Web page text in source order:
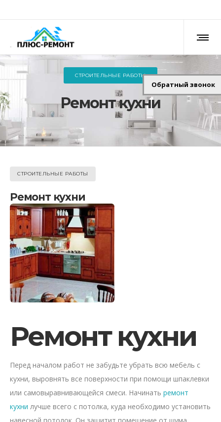
СТРОИТЕЛЬНЫЕ РАБОТЫ
Ремонт кухни
СТРОИТЕЛЬНЫЕ РАБОТЫ
Ремонт кухни
Ремонт кухни
Перед началом работ не забудьте убрать всю мебель с
кухни, выровнять все поверхности при помощи шпаклевки
или самовыравнивающейся смеси. Начинать ремонт
кухни лучше всего с потолка, куда необходимо установить
Обратный звонок